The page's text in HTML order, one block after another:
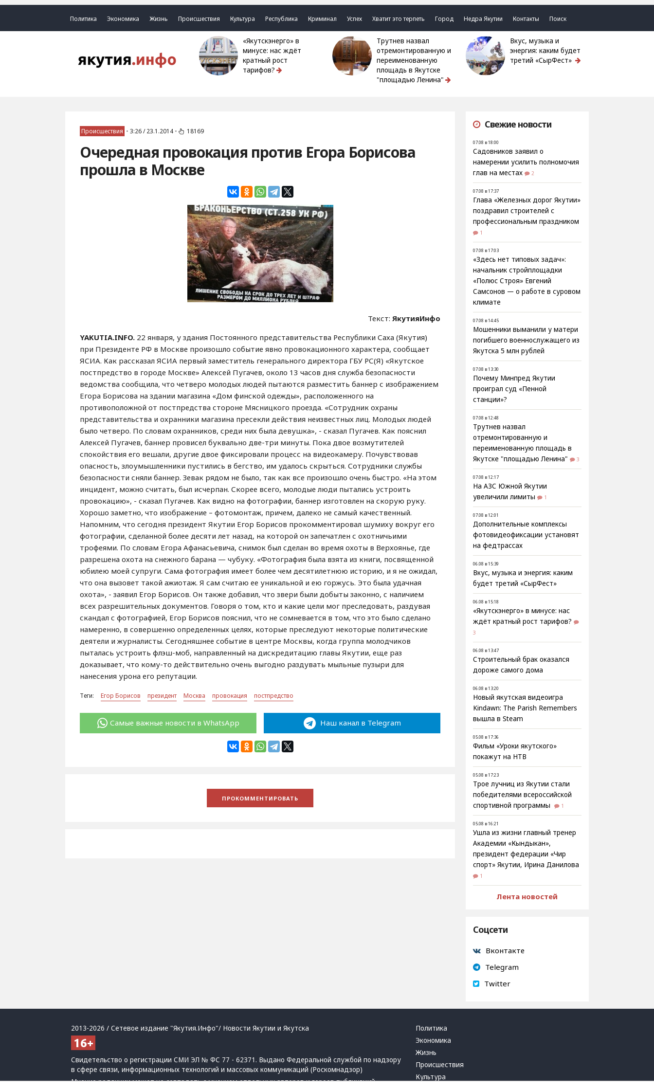
Политика Экономика Жизнь Происшествия Культура Республика Криминал Успех Хватит это терпеть Город Недра Якутии Контакты Поиск
«Якутскэнерго» в
минусе: нас ждёт
кратный рост
тарифов?
Трутнев назвал
отремонтированную и
переименованную
площадь в Якутске
"площадью Ленина"
Вкус, музыка и
энергия: каким будет
третий «СырФест»
Происшествия • 3:26 / 23.1.2014 • 18169
Очередная провокация против Егора Борисова
прошла в Москве
Текст:ЯкутияИнфо
YAKUTIA.INFO. 22 января, у здания Постоянного представительства Республики Саха (Якутия)
при Президенте РФ в Москве произошло событие явно провокационного характера, сообщает
ЯСИА. Как рассказал ЯСИА первый заместитель генерального директора ГБУ РС(Я) «Якутское
постпредство в городе Москве» Алексей Пугачев, около 13 часов дня служба безопасности
ведомства сообщила, что четверо молодых людей пытаются разместить баннер с изображением
Егора Борисова на здании магазина «Дом финской одежды», расположенного на
противоположной от постпредства стороне Мясницкого проезда. «Сотрудник охраны
представительства и охранники магазина пресекли действия неизвестных лиц. Молодых людей
было четверо. По словам охранников, среди них была девушка», - сказал Пугачев. Как пояснил
Алексей Пугачев, баннер провисел буквально две-три минуты. Пока двое возмутителей
спокойствия его вешали, другие двое фиксировали процесс на видеокамеру. Почувствовав
опасность, злоумышленники пустились в бегство, им удалось скрыться. Сотрудники службы
безопасности сняли баннер. Зевак рядом не было, так как все произошло очень быстро. «На этом
инцидент, можно считать, был исчерпан. Скорее всего, молодые люди пытались устроить
провокацию», - сказал Пугачев. Как видно на фотографии, баннер изготовлен на скорую руку.
Хорошо заметно, что изображение – фотомонтаж, причем, далеко не самый качественный.
Напомним, что сегодня президент Якутии Егор Борисов прокомментировал шумиху вокруг его
фотографии, сделанной более десяти лет назад, на которой он запечатлен с охотничьими
трофеями. По словам Егора Афанасьевича, снимок был сделан во время охоты в Верхоянье, где
разрешена охота на снежного барана — чубуку. «Фотография была взята из книги, посвященной
юбилею моей супруги. Сама фотография имеет более чем десятилетнюю историю, и я не ожидал,
что она вызовет такой ажиотаж. Я сам считаю ее уникальной и ею горжусь. Это была удачная
охота», - заявил Егор Борисов. Он также добавил, что звери были добыты законно, с наличием
всех разрешительных документов. Говоря о том, кто и какие цели мог преследовать, раздувая
скандал с фотографией, Егор Борисов пояснил, что не сомневается в том, что это было сделано
намеренно, в совершенно определенных целях, которые преследуют некоторые политические
деятели и журналисты. Сегодняшнее событие в центре Москвы, когда группа молодчиков
пыталась устроить флэш-моб, направленный на дискредитацию главы Якутии, еще раз
доказывает, что кому-то действительно очень выгодно раздувать мыльные пузыри для
нанесения урона его репутации.
Теги: Егор Борисов президент Москва провокация постпредство
Самые важные новости в WhatsApp Наш канал в Telegram
Свежие новости
07.08 в 18:00
Садовников заявил о
намерении усилить полномочия
глав на местах
2
07.08 в 17:37
Глава «Железных дорог Якутии»
поздравил строителей с
профессиональным праздником
1
07.08 в 17:03
«Здесь нет типовых задач»:
начальник стройплощадки
«Полюс Строя» Евгений
Самсонов — о работе в суровом
климате
07.08 в 14:45
Мошенники выманили у матери
погибшего военнослужащего из
Якутска 5 млн рублей
07.08 в 13:30
Почему Минпред Якутии
проиграл суд «Пенной
станции»?
07.08 в 12:48
Трутнев назвал
отремонтированную и
переименованную площадь в
Якутске "площадью Ленина"
3
07.08 в 12:17
На АЗС Южной Якутии
увеличили лимиты
1
07.08 в 12:01
Дополнительные комплексы
фотовидеофиксации установят
на федтрассах
06.08 в 15:39
Вкус, музыка и энергия: каким
будет третий «СырФест»
06.08 в 15:18
«Якутскэнерго» в минусе: нас
ждёт кратный рост тарифов?
3
06.08 в 13:47
Строительный брак оказался
дороже самого дома
06.08 в 13:20
Новый якутская видеоигра
Kindawn: The Parish Remembers
вышла в Steam
05.08 в 17:36
Фильм «Уроки якутского»
покажут на НТВ
05.08 в 17:23
Трое лучниц из Якутии стали
победителями всероссийской
спортивной программы
1
05.08 в 16:21
Ушла из жизни главный тренер
Академии «Кындыкан»,
президент федерации «Чир
спорт» Якутии, Ирина Данилова
1
Лента новостей
Соцсети
Вконтакте
Telegram
Twitter
2013-2026 / Сетевое издание "Якутия.Инфо"/ Новости Якутии и Якутска
Свидетельство о регистрации СМИ ЭЛ № ФС 77 - 62371. Выдано Федеральной службой по надзору
в сфере связи, информационных технологий и массовых коммуникаций (Роскомнадзор)
Мнение редакции может не совпадать с мнением отдельных авторов и героев публикаций.
Политика
Экономика
Жизнь
Происшествия
Культура